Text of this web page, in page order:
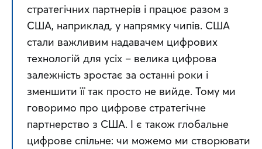
стратегічних партнерів і працює разом з
США, наприклад, у напрямку чипів. США
стали важливим надавачем цифрових
технологій для усіх – велика цифрова
залежність зростає за останні роки і
зменшити її так просто не вийде. Тому ми
говоримо про цифрове стратегічне
партнерство з США. І є також глобальне
цифрове спільне: чи можемо ми створювати